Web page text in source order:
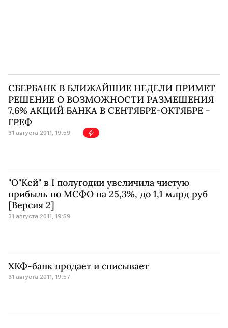
СБЕРБАНК В БЛИЖАЙШИЕ НЕДЕЛИ ПРИМЕТ
РЕШЕНИЕ О ВОЗМОЖНОСТИ РАЗМЕЩЕНИЯ
7,6% АКЦИЙ БАНКА В СЕНТЯБРЕ-ОКТЯБРЕ -
ГРЕФ
31 августа 2011, 19:59
"О"Кей" в I полугодии увеличила чистую
прибыль по МСФО на 25,3%, до 1,1 млрд руб
[Версия 2]
31 августа 2011, 19:59
ХКФ-банк продает и списывает
31 августа 2011, 19:57